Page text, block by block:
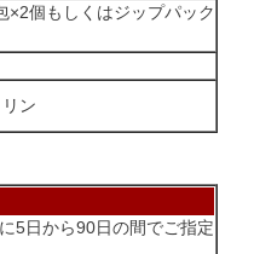
×2個もしくはジップパック
ン
5日から90日の間でご指定